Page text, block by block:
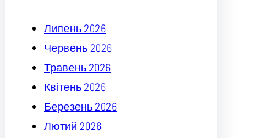
Липень 2026
Червень 2026
Травень 2026
Квітень 2026
Березень 2026
Лютий 2026